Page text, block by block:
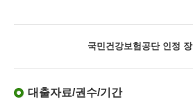
국민건강보험공단 인정
대출자료/권수/기간